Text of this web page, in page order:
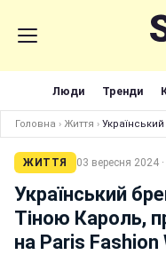
Люди Тренди
Головна › Життя ›
ЖИТТЯ 03 вересня 2024
Український
Тіною Кароль,
на Paris Fashion